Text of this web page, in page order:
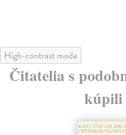
High-contrast mode
Čitatelia s
kúpili